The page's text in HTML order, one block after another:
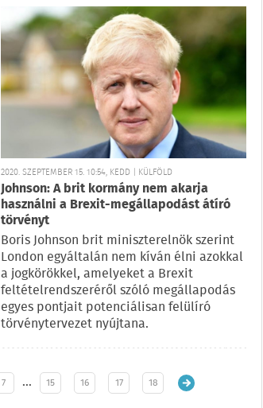
2020. SZEPTEMBER 15. 10:54, KEDD | KÜLFÖLD
Johnson: A brit kormány nem akarja
használni a Brexit-megállapodást átíró
törvényt
Boris Johnson brit miniszterelnök szerint
London egyáltalán nem kíván élni azokkal
a jogkörökkel, amelyeket a Brexit
feltételrendszeréről szóló megállapodás
egyes pontjait potenciálisan felülíró
törvénytervezet nyújtana.
7 … 15 16 17 18